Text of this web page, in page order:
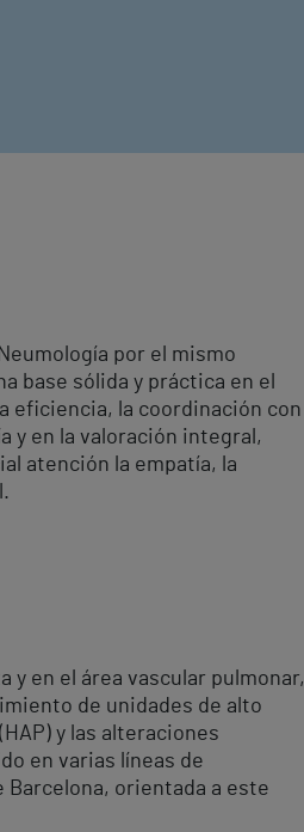
por el mismo
base sólida y práctica en el
eficiencia, la coordinación con
y en la valoración integral,
atención la empatía, la
y en el área vascular pulmonar,
de unidades de alto
y las alteraciones
en varias líneas de
orientada a este